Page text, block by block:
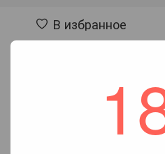
В избранное